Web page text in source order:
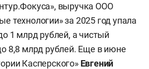
выручка ООО
технологии» за 2025 год упала
1 млрд рублей, а чистый
8,8 млрд рублей. Еще в июне
Касперского» Евгений